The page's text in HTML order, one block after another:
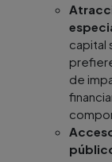
capital
de